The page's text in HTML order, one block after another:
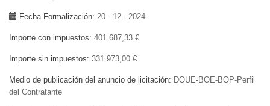
Fecha Formalización 20 - 12 - 2024
Importe con impuestos 401.687,33 €
Importe sin impuestos 331.973,00 €
Medio de publicación del anuncio de licitación
DOUE-BOE-BOP-Perfil
del Contratante